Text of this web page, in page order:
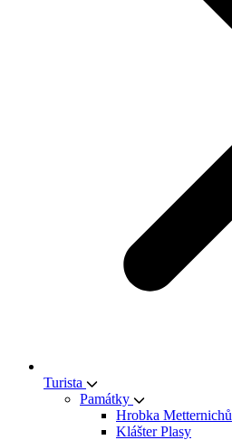
Turista
Památky
Hrobka Metternichů
Klášter Plasy